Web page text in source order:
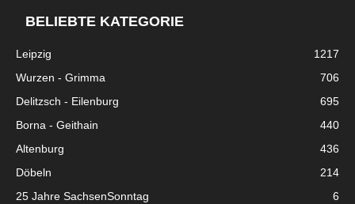
BELIEBTE KATEGORIE
Leipzig
1217
Wurzen - Grimma
706
Delitzsch - Eilenburg
695
Borna - Geithain
440
Altenburg
436
Döbeln
214
25 Jahre SachsenSonntag
6